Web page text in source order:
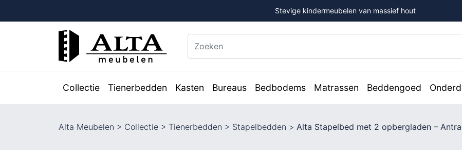
Stevige kindermeubelen van massief hout
Collectie Tienerbedden Kasten Bureaus Bedbodems Matrassen Beddengoed
Alta Meubelen > Collectie > Tienerbedden > Stapelbedden > Alta Stapelbed met 2 opbergladen –